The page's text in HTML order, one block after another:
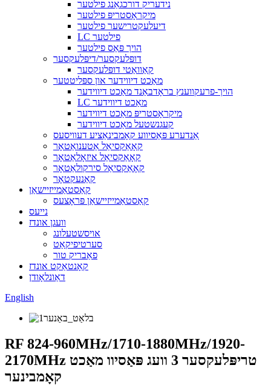
נידעריק דורכגאַנג פילטער
מיקראָסטריפּ פילטער
דיעלעקטרישער פילטער
LC פילטער
הויך פּאַס פילטער
דופּלעקסער/דיפּלעקסער
קאַוואַטי דופּלעקסער
מאַכט דיווידער און ספּליטטער
הויך-פרעקווענץ בראָדבאַנד מאַכט דיווידער
LC מאַכט דיווידער
מיקראָסטריפּ מאַכט דיווידער
קעגנשטעל מאַכט דיווידער
אַנדערע פּאַסיווע קאָמבינאַציע דעוויסעס
קאָאַקסיאַל אַטענואַטאָר
קאָאַקסיאַל איזאָלאַטאָר
קאָאַקסיאַל סירקולאַטאָר
קאַנעקטאָר
קאַסטאַמייזיישאַן
קאַסטאַמייזיישאַן פּראָצעס
נייעס
וועגן אונדז
אויסשטעלונג
סערטיפיקאַט
פאַבריק טור
קאָנטאַקט אונדז
דאַונלאָודן
English
RF 824-960MHz/1710-1880MHz/1920-
2170MHz טריפּלעקסער 3 וועג פּאַסיוו מאַכט
קאָמבינער